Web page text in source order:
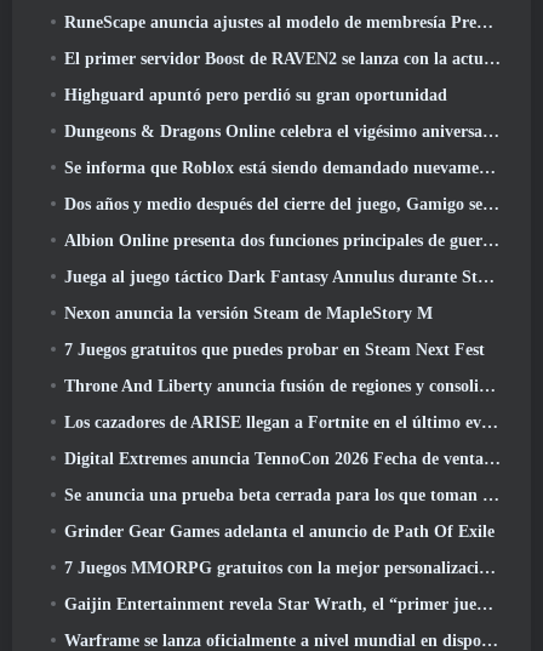
RuneScape anuncia ajustes al modelo de membresía Premier para tener en cuenta los cambios recientes en el MMORPG
El primer servidor Boost de RAVEN2 se lanza con la actualización de hoy
Highguard apuntó pero perdió su gran oportunidad
Dungeons & Dragons Online celebra el vigésimo aniversario de Natural con misiones y recompensas especiales
Se informa que Roblox está siendo demandado nuevamente por “prácticas que ponen en peligro y explotan a los niños”
Dos años y medio después del cierre del juego, Gamigo se burla del regreso del MMO medieval Glory Victis
Albion Online presenta dos funciones principales de guerra de facciones en la actualización Realm Divided Part II
Juega al juego táctico Dark Fantasy Annulus durante Steam Next Fest
Nexon anuncia la versión Steam de MapleStory M
7 Juegos gratuitos que puedes probar en Steam Next Fest
Throne And Liberty anuncia fusión de regiones y consolidación de servidores
Los cazadores de ARISE llegan a Fortnite en el último evento de colaboración
Digital Extremes anuncia TennoCon 2026 Fecha de venta de entradas
Se anuncia una prueba beta cerrada para los que toman tiempo en juegos de disparos en tercera persona
Grinder Gear Games adelanta el anuncio de Path Of Exile
7 Juegos MMORPG gratuitos con la mejor personalización de personajes
Gaijin Entertainment revela Star Wrath, el “primer juego de acción de extracción espacial”
Warframe se lanza oficialmente a nivel mundial en dispositivos Android